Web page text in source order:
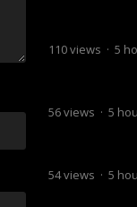
110views · 5
56views · 5
54views · 5